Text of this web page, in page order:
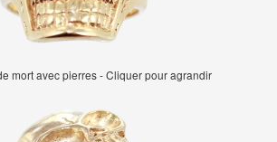
mort avec pierres - Cliquer pour agrandir